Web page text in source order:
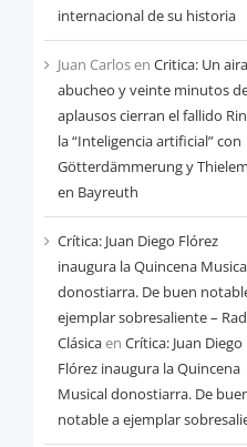
internacional de su historia
Juan Carlosen Critica: Un
abucheo y veinte minutos
aplausos cierran el fallido
la “Inteligencia artificial” con
Götterdämmerung y
en Bayreuth
Crítica: Juan Diego Flórez
inaugura la Quincena
donostiarra. De buen
ejemplar sobresaliente –
Clásicaen Crítica: Juan Diego
Flórez inaugura la Quincena
Musical donostiarra. De
notable a ejemplar